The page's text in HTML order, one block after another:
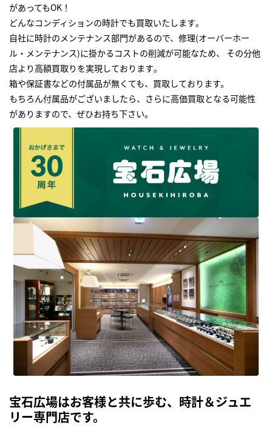
があってもOK！
どんなコンディションの時計でも買取いたします｡
自社に時計のメンテナンス部門があるので、修理(オーバーホー
ル・メンテナンス)に掛かるコストの削減が可能なため、 その分他
店より高額買取りを実現しております｡
箱や保証書などの付属品が無くても、買取しております。
もちろん付属品がございましたら、さらに高価買取となる可能性
がありますので、ぜひお持ち下さい｡
宝石広場はお客様と共に歩む、時計＆ジュエ
リー専門店です。